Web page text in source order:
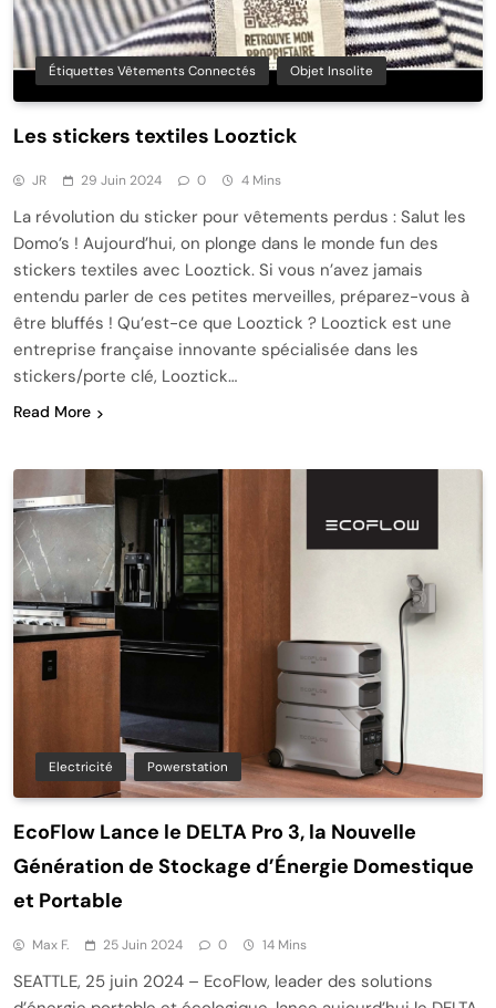
Étiquettes Vêtements Connectés Objet Insolite
Les stickers textiles Looztick
JR 29 Juin 2024 0 4 Mins
La révolution du sticker pour vêtements perdus : Salut les
Domo’s ! Aujourd’hui, on plonge dans le monde fun des
stickers textiles avec Looztick. Si vous n’avez jamais
entendu parler de ces petites merveilles, préparez-vous à
être bluffés ! Qu’est-ce que Looztick ? Looztick est une
entreprise française innovante spécialisée dans les
stickers/porte clé, Looztick…
Read More
Electricité Powerstation
EcoFlow Lance le DELTA Pro 3, la Nouvelle
Génération de Stockage d’Énergie Domestique
et Portable
Max F. 25 Juin 2024 0 14 Mins
SEATTLE, 25 juin 2024 – EcoFlow, leader des solutions